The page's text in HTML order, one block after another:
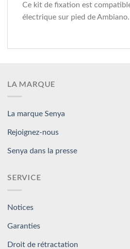
Ce kit de fixation est
électrique sur pied de Ambiano.
LA MARQUE
La marque Senya
Rejoignez-nous
Senya dans la presse
SERVICE
Notices
Garanties
Droit de rétractation